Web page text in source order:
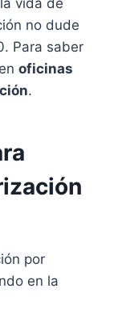
no dude
Para saber
oficinas
.
por
en la